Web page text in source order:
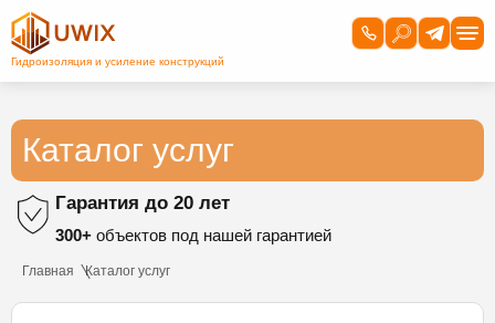
Каталог услуг
Гарантия до 20 лет
300+ объектов под нашей гарантией
Главная Каталог услуг